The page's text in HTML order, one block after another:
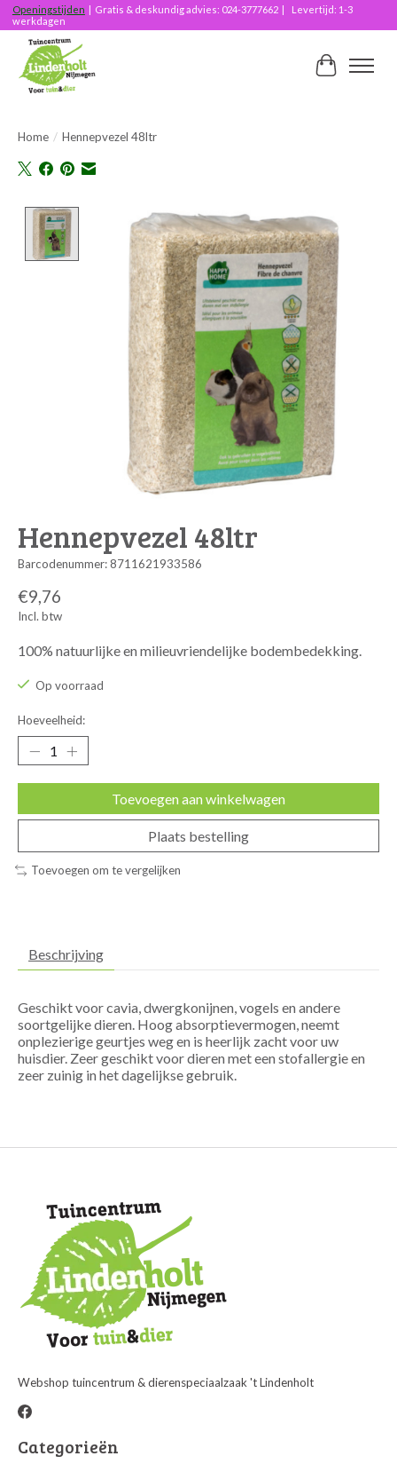
Openingstijden | Gratis & deskundig advies: 024-3777662 | Levertijd: 1-3
werkdagen
Home / Hennepvezel 48ltr
Product image slideshow Items
Hennepvezel 48ltr
Barcodenummer: 8711621933586
€9,76
Incl. btw
100% natuurlijke en milieuvriendelijke bodembedekking.
Op voorraad
Hoeveelheid:
Toevoegen aan winkelwagen
Plaats bestelling
Toevoegen om te vergelijken
Beschrijving
Geschikt voor cavia, dwergkonijnen, vogels en andere
soortgelijke dieren. Hoog absorptievermogen, neemt
onplezierige geurtjes weg en is heerlijk zacht voor uw
huisdier. Zeer geschikt voor dieren met een stofallergie en
zeer zuinig in het dagelijkse gebruik.
Webshop tuincentrum & dierenspeciaalzaak 't Lindenholt
Categorieën